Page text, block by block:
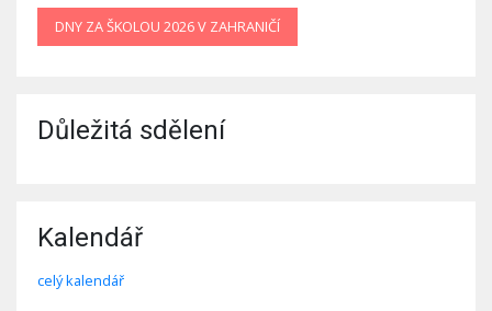
DNY ZA ŠKOLOU 2026 V ZAHRANIČÍ
Důležitá sdělení
Kalendář
celý kalendář